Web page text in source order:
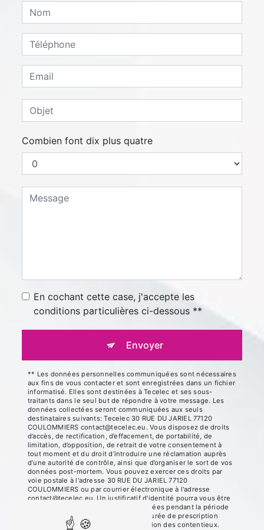
Combien font dix plus quatre
En cochant cette case, j'accepte les
conditions particulières ci-dessous **
Envoyer
** Les données personnelles communiquées sont nécessaires
aux fins de vous contacter et sont enregistrées dans un fichier
informatisé. Elles sont destinées à Tecelec et ses sous-
traitants dans le seul but de répondre à votre message. Les
données collectées seront communiquées aux seuls
destinataires suivants: Tecelec 30 RUE DU JARIEL 77120
COULOMMIERS contact@tecelec.eu. Vous disposez de droits
d’accès, de rectification, d’effacement, de portabilité, de
limitation, d’opposition, de retrait de votre consentement à
tout moment et du droit d’introduire une réclamation auprès
d’une autorité de contrôle, ainsi que d’organiser le sort de vos
données post-mortem. Vous pouvez exercer ces droits par
voie postale à l'adresse 30 RUE DU JARIEL 77120
COULOMMIERS ou par courrier électronique à l'adresse
contact@tecelec.eu. Un justificatif d'identité pourra vous être
demandé. Nous conservons vos données pendant la période
de prise de contact puis pendant la durée de prescription
légale aux fins probatoires et de gestion des contentieux.